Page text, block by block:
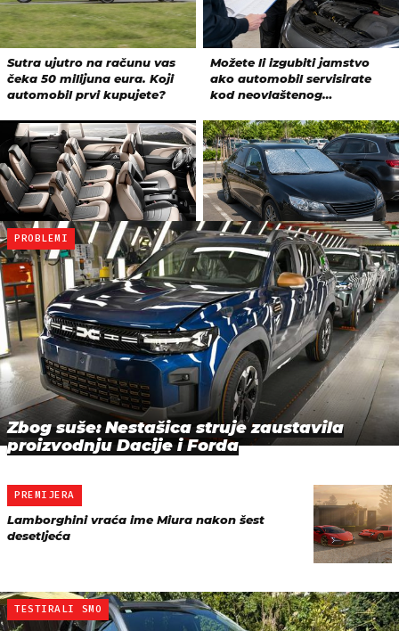
PROBLEMI
Zbog suše: Nestašica struje zaustavila
proizvodnju Dacije i Forda
PREMIJERA
Lamborghini vraća ime Miura nakon šest
desetljeća
TESTIRALI SMO